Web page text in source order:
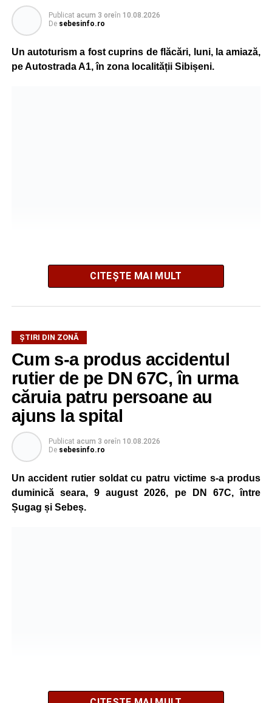
Publicat acum 3 oreîn 10.08.2026
De sebesinfo.ro
Un autoturism a fost cuprins de flăcări, luni, la amiază,
pe Autostrada A1, în zona localității Sibișeni.
La fața locului intervine Detașamentul de Pompieri
Sebeș, cu o autospecială de stingere cu apă și spumă.
privind existența unor victime sau cauza izbucnirii focului.
Adaugă-ne ca sursă preferată
Urmărește-ne pe Google News
Ultimele știri din Sebeș
Incendiu la un autoturism pe Autostrada A1, în zona
localității Sibișeni
CITEȘTE MAI MULT
ȘTIRI DIN ZONĂ
Cum s-a produs accidentul
rutier de pe DN 67C, în urma
căruia patru persoane au
ajuns la spital
Publicat acum 3 oreîn 10.08.2026
De sebesinfo.ro
Un accident rutier soldat cu patru victime s-a produs
duminică seara, 9 august 2026, pe DN 67C, între
Șugag și Sebeș.